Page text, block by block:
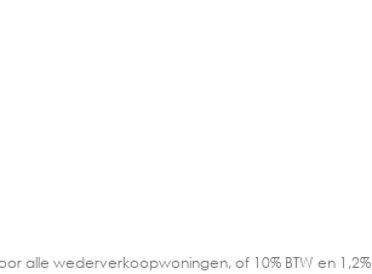
alle wederverkoopwoningen, of 10% BTW en 1,2%